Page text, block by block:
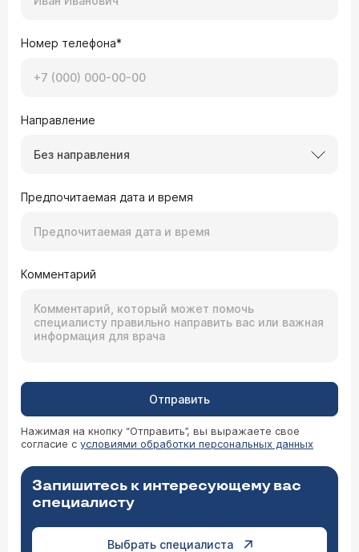
Номер телефона*
Направление
Без направления
Предпочитаемая дата и время
Комментарий
Отправить
Нажимая на кнопку “Отправить”, вы выражаете свое
согласие с условиями обработки персональных данных
Запишитесь к интересующему вас
специалисту
Выбрать специалиста